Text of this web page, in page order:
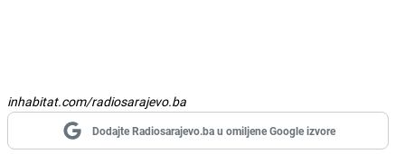
inhabitat.com/radiosarajevo.ba
Dodajte Radiosarajevo.ba u omiljene Google izvore